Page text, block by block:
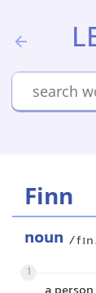
Finn
noun /
1